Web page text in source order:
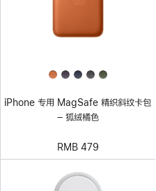
iPhone 专用 MagSafe 精织斜纹卡包
– 狐绒橘色
RMB 479